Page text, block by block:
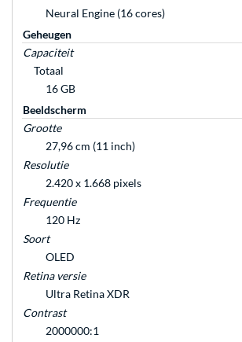
Neural Engine (16 cores)
Geheugen
Capaciteit
Totaal
16 GB
Beeldscherm
Grootte
27,96 cm (11 inch)
Resolutie
2.420 x 1.668 pixels
Frequentie
120 Hz
Soort
OLED
Retina versie
Ultra Retina XDR
Contrast
2000000:1